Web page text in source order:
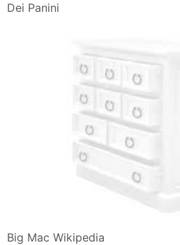
Dei Panini
Big Mac Wikipedia